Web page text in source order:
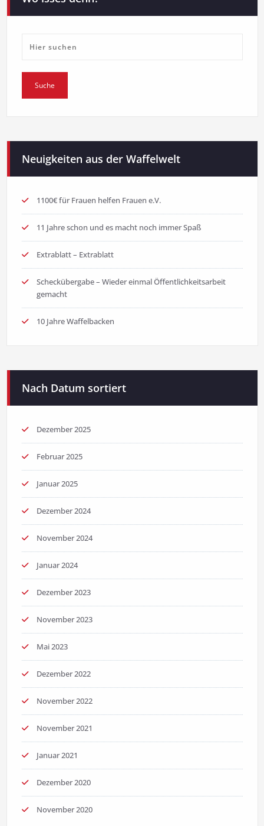
Neuigkeiten aus der Waffelwelt
1100€ für Frauen helfen Frauen e.V.
11 Jahre schon und es macht noch immer Spaß
Extrablatt – Extrablatt
Scheckübergabe – Wieder einmal Öffentlichkeitsarbeit
gemacht
10 Jahre Waffelbacken
Nach Datum sortiert
Dezember 2025
Februar 2025
Januar 2025
Dezember 2024
November 2024
Januar 2024
Dezember 2023
November 2023
Mai 2023
Dezember 2022
November 2022
November 2021
Januar 2021
Dezember 2020
November 2020